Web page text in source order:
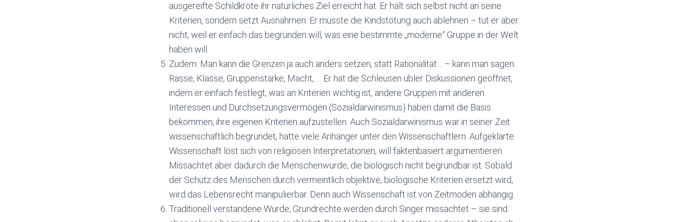
ausgereifte Schildkröte ihr natürliches Ziel erreicht hat. Er hält sich selbst nicht an seine
Kriterien, sondern setzt Ausnahmen. Er müsste die Kindstötung auch ablehnen – tut er aber
nicht, weil er einfach das begründen will, was eine bestimmte „moderne“ Gruppe in der Welt
haben will.
Zudem: Man kann die Grenzen ja auch anders setzen, statt Rationalität… – kann man sagen:
Rasse, Klasse, Gruppenstärke, Macht, … Er hat die Schleusen übler Diskussionen geöffnet,
indem er einfach festlegt, was an Kriterien wichtig ist, andere Gruppen mit anderen
Interessen und Durchsetzungsvermögen (Sozialdarwinismus) haben damit die Basis
bekommen, ihre eigenen Kriterien aufzustellen. Auch Sozialdarwinismus war in seiner Zeit
wissenschaftlich begründet, hatte viele Anhänger unter den Wissenschaftlern. Aufgeklärte
Wissenschaft löst sich von religiösen Interpretationen, will faktenbasiert argumentieren.
Missachtet aber dadurch die Menschenwürde, die biologisch nicht begründbar ist. Sobald
der Schutz des Menschen durch vermeintlich objektive, biologische Kriterien ersetzt wird,
wird das Lebensrecht manipulierbar. Denn auch Wissenschaft ist von Zeitmoden abhängig.
Traditionell verstandene Würde, Grundrechte werden durch Singer missachtet – sie sind